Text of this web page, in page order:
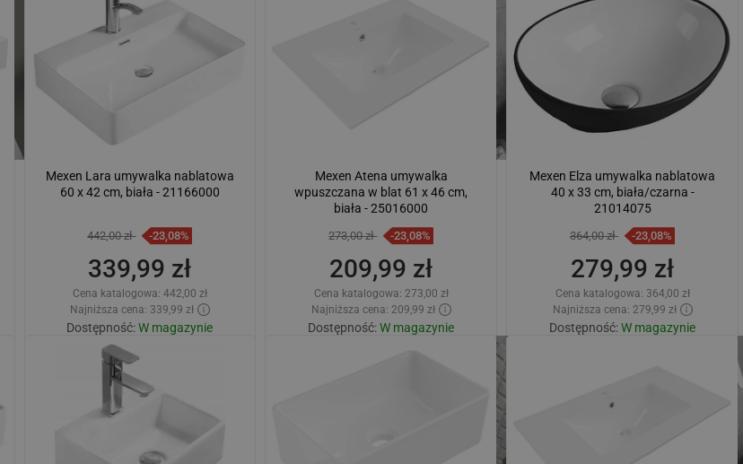
Porównaj
Mexen Lara umywalka nablatowa
60 x 42 cm, biała - 21166000
442,00 zł -23,08%
339,99 zł
Cena katalogowa: 442,00 zł
Najniższa cena: 339,99 zł
Dostępność:W magazynie
Dodaj do koszyka
Mexen Atena umywalka
wpuszczana w blat 61 x 46 cm,
biała - 25016000
273,00 zł -23,08%
209,99 zł
Cena katalogowa: 273,00 zł
Najniższa cena: 209,99 zł
Dostępność:W magazynie
Mexen Elza umywalka nablatowa
40 x 33 cm, biała/czarna -
21014075
364,00 zł -23,08%
279,99 zł
Cena katalogowa: 364,00 zł
Najniższa cena: 279,99 zł
Dostępność:W magazynie
PORTUGUESE